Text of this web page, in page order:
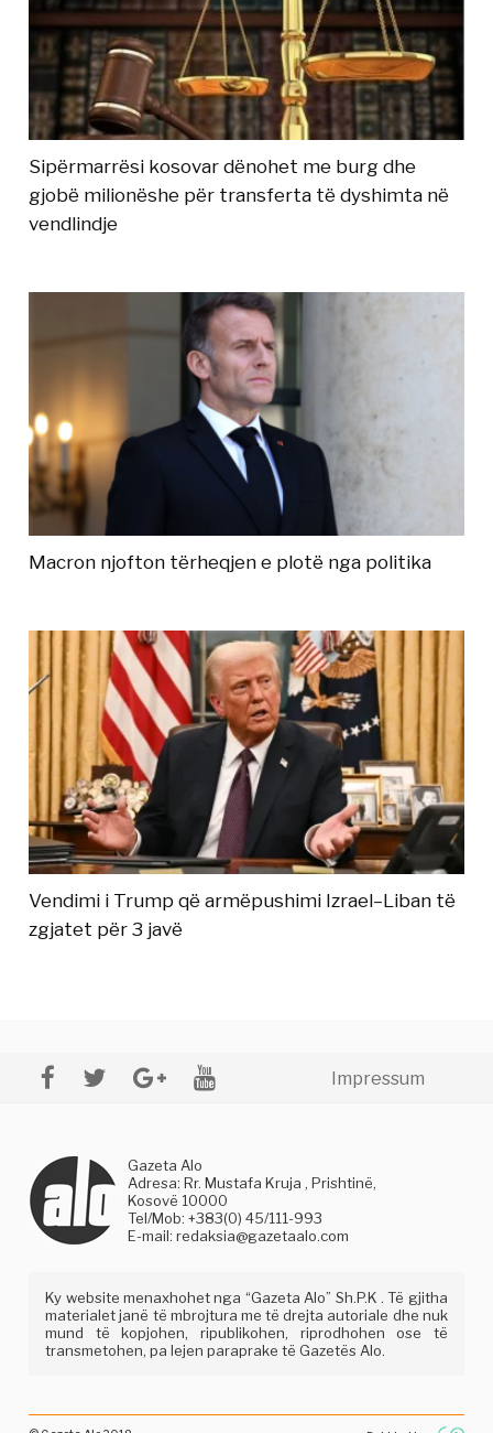
Sipërmarrësi kosovar dënohet me burg dhe
gjobë milionëshe për transferta të dyshimta në
vendlindje
Macron njofton tërheqjen e plotë nga politika
Vendimi i Trump që armëpushimi Izrael–Liban të
zgjatet për 3 javë
Impressum
Gazeta Alo
Adresa: Rr. Mustafa Kruja , Prishtinë,
Kosovë 10000
Tel/Mob: +383(0) 45/111-993
E-mail:redaksia@gazetaalo.com
Ky website menaxhohet nga “Gazeta Alo” Sh.P.K . Të gjitha
materialet janë të mbrojtura me të drejta autoriale dhe nuk
mund të kopjohen, ripublikohen, riprodhohen ose të
transmetohen, pa lejen paraprake të Gazetës Alo.